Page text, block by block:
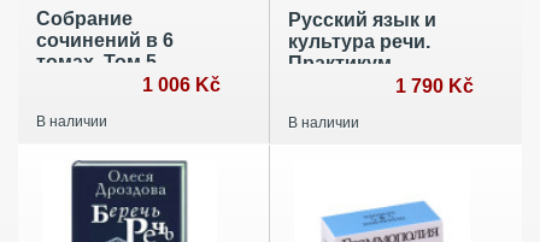
Собрание
сочинений в 6
томах. Том 5.
1 006 Kč
В наличии
Русский язык и
культура речи.
Практикум.
Учебное пособие
1 790 Kč
В наличии